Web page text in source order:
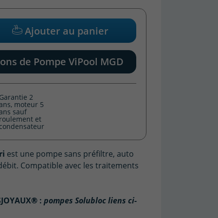
Ajouter au panier
de Pompe ViPool MGD
2
moteur 5
sauf
et
est une pompe sans préfiltre, auto
Compatible avec les traitements
® : pompes Solubloc liens ci-